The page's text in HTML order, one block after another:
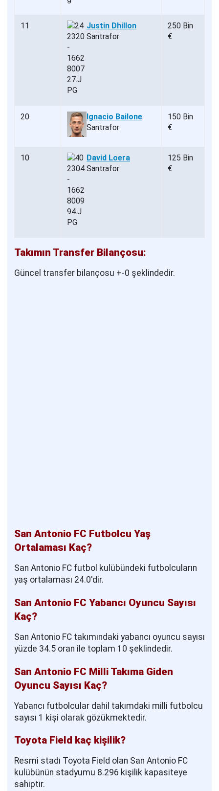
11
Justin Dhillon
Santrafor
250 Bin
€
20
Ignacio Bailone
Santrafor
150 Bin
€
10
David Loera
Santrafor
125 Bin
€
Takımın Transfer Bilançosu:
Güncel transfer bilançosu +-0 şeklindedir.
San Antonio FC Futbolcu Yaş
Ortalaması Kaç?
San Antonio FC futbol kulübündeki futbolcuların
yaş ortalaması 24.0'dir.
San Antonio FC Yabancı Oyuncu Sayısı
Kaç?
San Antonio FC takımındaki yabancı oyuncu sayısı
yüzde 34.5 oran ile toplam 10 şeklindedir.
San Antonio FC Milli Takıma Giden
Oyuncu Sayısı Kaç?
Yabancı futbolcular dahil takımdaki milli futbolcu
sayısı 1 kişi olarak gözükmektedir.
Toyota Field kaç kişilik?
Resmi stadı Toyota Field olan San Antonio FC
kulübünün stadyumu 8.296 kişilik kapasiteye
sahiptir.